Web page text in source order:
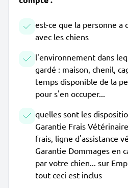
est-ce que la personne a
avec les chiens
l'environnement dans
gardé : maison, chenil,
temps disponible de la
pour s'en occuper...
quelles sont les
Garantie Frais
frais, ligne d'assistance
Garantie Dommages en
par votre chien... sur
tout ceci est inclus